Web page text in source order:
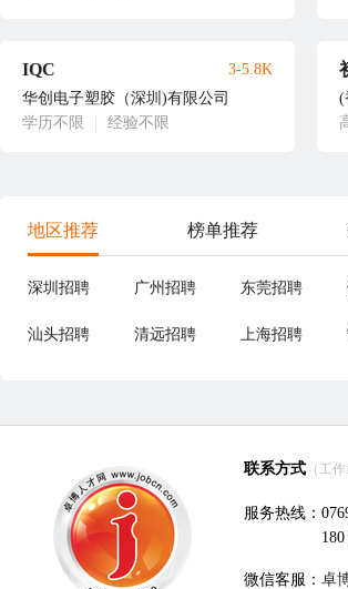
IQC
华创电子塑胶（深圳)有限公司
学历不限
经验不限
3-5.8K
(
地区推荐 榜单推荐
深圳招聘 广州招聘 东莞招聘
汕头招聘 清远招聘 上海招聘
联系方式 （工
服务热线：
微信客服： 卓